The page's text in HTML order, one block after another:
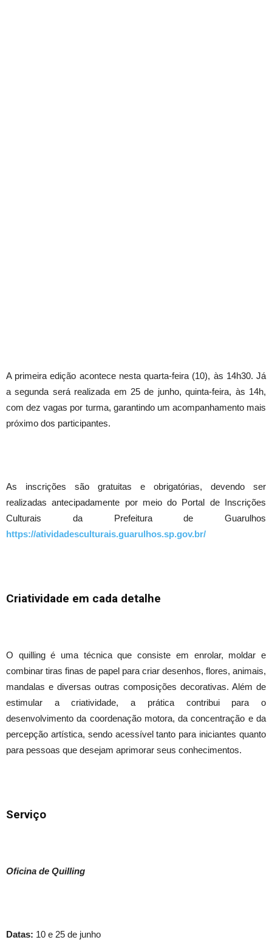
A primeira edição acontece nesta quarta-feira (10), às 14h30. Já
a segunda será realizada em 25 de junho, quinta-feira, às 14h,
com dez vagas por turma, garantindo um acompanhamento mais
próximo dos participantes.
As inscrições são gratuitas e obrigatórias, devendo ser
realizadas antecipadamente por meio do Portal de Inscrições
Culturais da Prefeitura de Guarulhos
https://atividadesculturais.guarulhos.sp.gov.br/
Criatividade em cada detalhe
O quilling é uma técnica que consiste em enrolar, moldar e
combinar tiras finas de papel para criar desenhos, flores, animais,
mandalas e diversas outras composições decorativas. Além de
estimular a criatividade, a prática contribui para o
desenvolvimento da coordenação motora, da concentração e da
percepção artística, sendo acessível tanto para iniciantes quanto
para pessoas que desejam aprimorar seus conhecimentos.
Serviço
Oficina de Quilling
Datas: 10 e 25 de junho